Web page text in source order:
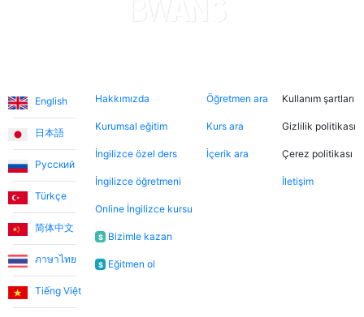
Dersler, öğretmen-öğrenci ilişkisinden çok arkadaşlık
havasında geçiyor.
Ece T.
Emma, kızıma İngilizceyi çok eğlenceli yöntemlerle
öğretiyor. Her zaman neşeli ve bu dersleri daha keyifli
hale getiriyor. Bu uygulama sayesinde Emma ile
tanışmamızı ve bize İngilizce öğretmesini büyük bir
şans olarak görüyorum.
English
日本語
Русский
Türkçe
简体中文
ภาษาไทย
Tiếng Việt
Hakkımızda
Kurumsal eğitim
İngilizce özel ders
İngilizce öğretmeni
Online İngilizce kursu
$ Bizimle kazan
$ Eğitmen ol
Öğretmen ara
Kurs ara
İçerik ara
Kullanım şartları
Gizlilik politikası
Çerez politikası
İletişim